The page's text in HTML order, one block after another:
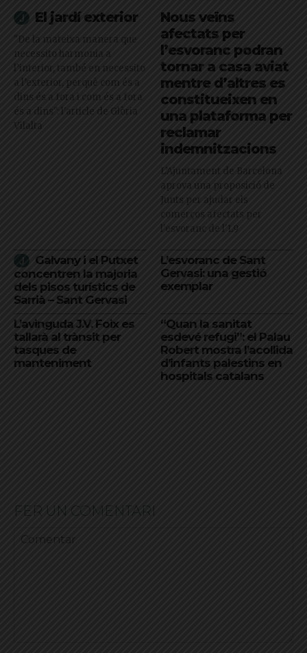
El jardí exterior
"De la mateixa manera que
necessito harmonia a
l’interior, també en necessito
a l’exterior, perquè com és a
dins és a fora i com és a fora
és a dins": l'article de Glòria
Vilalta
Nous veïns
afectats per
l’esvoranc podran
tornar a casa aviat
mentre d’altres es
constitueixen en
una plataforma per
reclamar
indemnitzacions
L’Ajuntament de Barcelona
aprova una proposició de
Junts per ajudar els
comerços afectats per
l'esvoranc de l'L9
Galvany i el Putxet
concentren la majoria
dels pisos turístics de
Sarrià – Sant Gervasi
L’esvoranc de Sant
Gervasi: una gestió
exemplar
L’avinguda J.V. Foix es
tallarà al trànsit per
tasques de
manteniment
“Quan la sanitat
esdevé refugi”: el Palau
Robert mostra l’acollida
d’infants palestins en
hospitals catalans
FER UN COMENTARI